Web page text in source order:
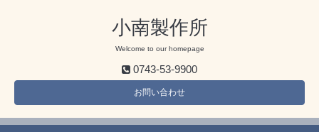
小南製作所
Welcome to our homepage
0743-53-9900
お問い合わせ